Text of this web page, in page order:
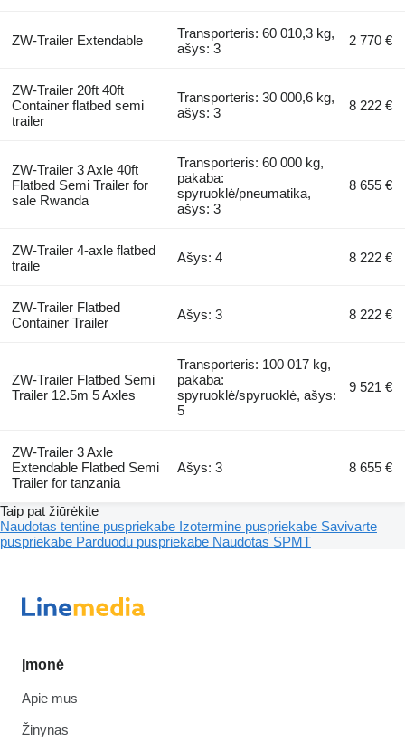
ZW-Trailer Extendable
Transporteris: 60 010,3 kg,
ašys: 3
2 770 €
ZW-Trailer 20ft 40ft
Container flatbed semi
trailer
Transporteris: 30 000,6 kg,
ašys: 3
8 222 €
ZW-Trailer 3 Axle 40ft
Flatbed Semi Trailer for
sale Rwanda
Transporteris: 60 000 kg,
pakaba:
spyruoklė/pneumatika,
ašys: 3
8 655 €
ZW-Trailer 4-axle flatbed
traile
Ašys: 4 8 222 €
ZW-Trailer Flatbed
Container Trailer
Ašys: 3 8 222 €
ZW-Trailer Flatbed Semi
Trailer 12.5m 5 Axles
Transporteris: 100 017 kg,
pakaba:
spyruoklė/spyruoklė, ašys:
5
9 521 €
ZW-Trailer 3 Axle
Extendable Flatbed Semi
Trailer for tanzania
Ašys: 3 8 655 €
Taip pat žiūrėkite
Naudotas tentine puspriekabe Izotermine puspriekabe Savivarte
puspriekabe Parduodu puspriekabe Naudotas SPMT
Įmonė
Apie mus
Žinynas